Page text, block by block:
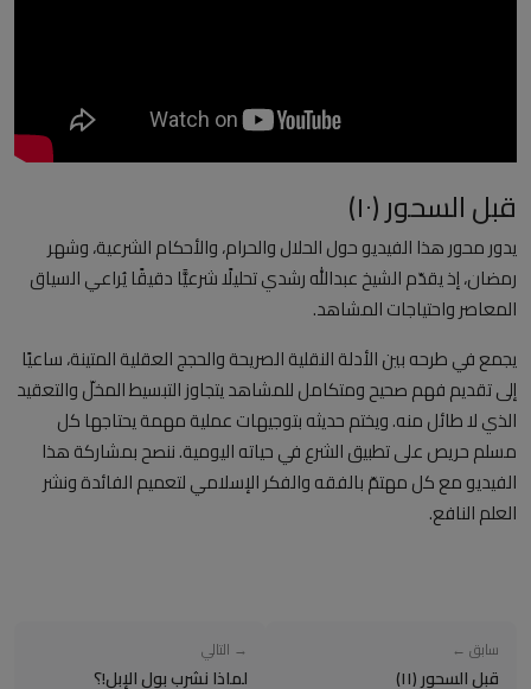
Arabic
قبل السحور (١٠)
يدور محور هذا الفيديو حول الحلال والحرام، والأحكام الشرعية، وشهر
رمضان، إذ يقدّم الشيخ عبدالله رشدي تحليلًا شرعيًّا دقيقًا يُراعي السياق
المعاصر واحتياجات المشاهد.
يجمع في طرحه بين الأدلة النقلية الصريحة والحجج العقلية المتينة، ساعيًا
إلى تقديم فهم صحيح ومتكامل للمشاهد يتجاوز التبسيط المخلّ والتعقيد
الذي لا طائل منه. ويختم حديثه بتوجيهات عملية مهمة يحتاجها كل
مسلم حريص على تطبيق الشرع في حياته اليومية. ننصح بمشاركة هذا
الفيديو مع كل مهتمّ بالفقه والفكر الإسلامي لتعميم الفائدة ونشر
العلم النافع.
سابق ←
قبل السحور (١١)
→ التالي
لماذا نشرب بول الإبل!؟